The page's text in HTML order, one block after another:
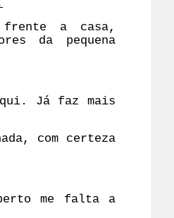
a casa,
da pequena
Já faz mais
com certeza
me falta a